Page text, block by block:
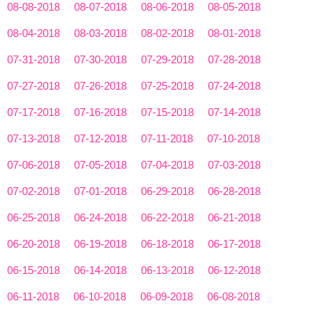
08-08-2018 08-07-2018 08-06-2018 08-05-2018
08-04-2018 08-03-2018 08-02-2018 08-01-2018
07-31-2018 07-30-2018 07-29-2018 07-28-2018
07-27-2018 07-26-2018 07-25-2018 07-24-2018
07-17-2018 07-16-2018 07-15-2018 07-14-2018
07-13-2018 07-12-2018 07-11-2018 07-10-2018
07-06-2018 07-05-2018 07-04-2018 07-03-2018
07-02-2018 07-01-2018 06-29-2018 06-28-2018
06-25-2018 06-24-2018 06-22-2018 06-21-2018
06-20-2018 06-19-2018 06-18-2018 06-17-2018
06-15-2018 06-14-2018 06-13-2018 06-12-2018
06-11-2018 06-10-2018 06-09-2018 06-08-2018